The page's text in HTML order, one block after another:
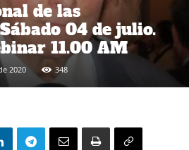
de las
04 de julio.
11.00 AM
2020 348